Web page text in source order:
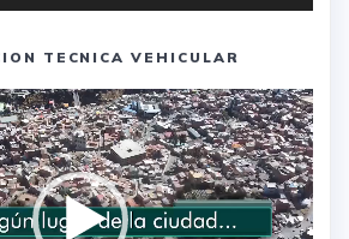
TECNICA VEHICULAR
Reproductor
de
vídeo